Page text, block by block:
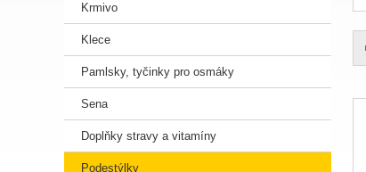
Krmivo
Klece
Pamlsky, tyčinky pro osmáky
Sena
Doplňky stravy a vitamíny
Podestýlky